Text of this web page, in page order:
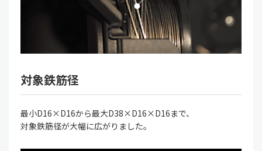
対象鉄筋径
最小D16×D16から最大D38×D16×D16まで、
対象鉄筋径が大幅に広がりました。